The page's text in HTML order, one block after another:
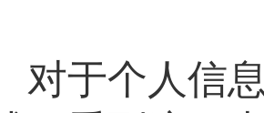
于个人信息